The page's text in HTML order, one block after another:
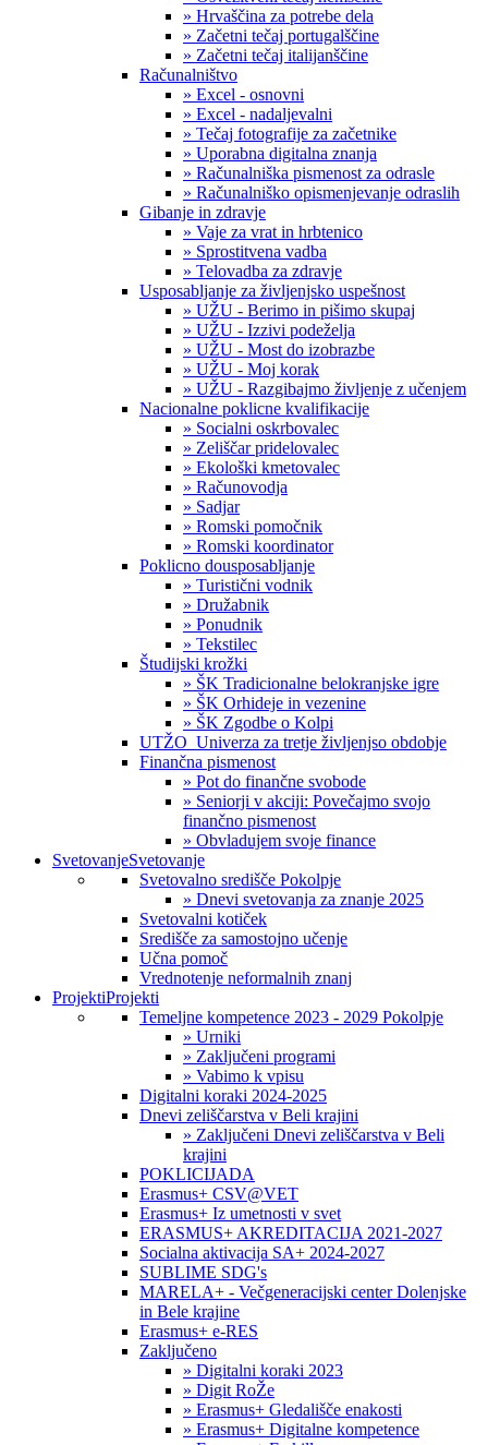
» Hrvaščina za potrebe dela
» Začetni tečaj portugalščine
» Začetni tečaj italijanščine
Računalništvo
» Excel - osnovni
» Excel - nadaljevalni
» Tečaj fotografije za začetnike
» Uporabna digitalna znanja
» Računalniška pismenost za odrasle
» Računalniško opismenjevanje odraslih
Gibanje in zdravje
» Vaje za vrat in hrbtenico
» Sprostitvena vadba
» Telovadba za zdravje
Usposabljanje za življenjsko uspešnost
» UŽU - Berimo in pišimo skupaj
» UŽU - Izzivi podeželja
» UŽU - Most do izobrazbe
» UŽU - Moj korak
» UŽU - Razgibajmo življenje z učenjem
Nacionalne poklicne kvalifikacije
» Socialni oskrbovalec
» Zeliščar pridelovalec
» Ekološki kmetovalec
» Računovodja
» Sadjar
» Romski pomočnik
» Romski koordinator
Poklicno dousposabljanje
» Turistični vodnik
» Družabnik
» Ponudnik
» Tekstilec
Študijski krožki
» ŠK Tradicionalne belokranjske igre
» ŠK Orhideje in vezenine
» ŠK Zgodbe o Kolpi
UTŽO_Univerza za tretje življenjso obdobje
Finančna pismenost
» Pot do finančne svobode
» Seniorji v akciji: Povečajmo svojo
finančno pismenost
» Obvladujem svoje finance
SvetovanjeSvetovanje
Svetovalno središče Pokolpje
» Dnevi svetovanja za znanje 2025
Svetovalni kotiček
Središče za samostojno učenje
Učna pomoč
Vrednotenje neformalnih znanj
ProjektiProjekti
Temeljne kompetence 2023 - 2029 Pokolpje
» Urniki
» Zaključeni programi
» Vabimo k vpisu
Digitalni koraki 2024-2025
Dnevi zeliščarstva v Beli krajini
» Zaključeni Dnevi zeliščarstva v Beli
krajini
POKLICIJADA
Erasmus+ CSV@VET
Erasmus+ Iz umetnosti v svet
ERASMUS+ AKREDITACIJA 2021-2027
Socialna aktivacija SA+ 2024-2027
SUBLIME SDG's
MARELA+ - Večgeneracijski center Dolenjske
in Bele krajine
Erasmus+ e-RES
Zaključeno
» Digitalni koraki 2023
» Digit RoŽe
» Erasmus+ Gledališče enakosti
» Erasmus+ Digitalne kompetence